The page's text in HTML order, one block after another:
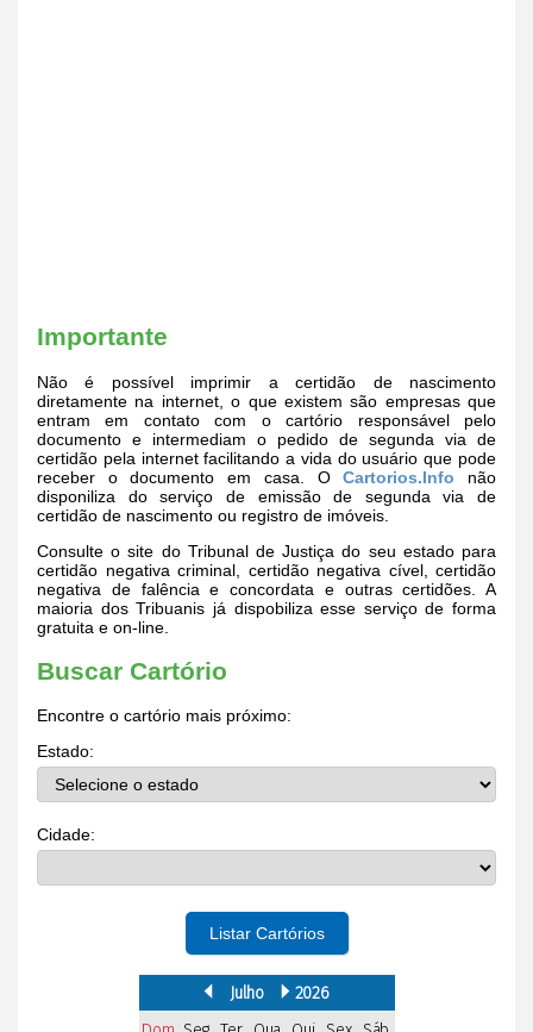
Importante
Não é possível imprimir a certidão de nascimento
diretamente na internet, o que existem são empresas que
entram em contato com o cartório responsável pelo
documento e intermediam o pedido de segunda via de
certidão pela internet facilitando a vida do usuário que pode
receber o documento em casa. OCartorios.Info não
disponiliza do serviço de emissão de segunda via de
certidão de nascimento ou registro de imóveis.
Consulte o site do Tribunal de Justiça do seu estado para
certidão negativa criminal, certidão negativa cível, certidão
negativa de falência e concordata e outras certidões. A
maioria dos Tribuanis já dispobiliza esse serviço de forma
gratuita e on-line.
Buscar Cartório
Encontre o cartório mais próximo:
Estado:
Cidade:
Listar Cartórios